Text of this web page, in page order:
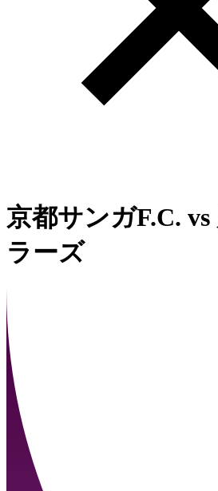
京都サンガF.C. vs
ラーズ